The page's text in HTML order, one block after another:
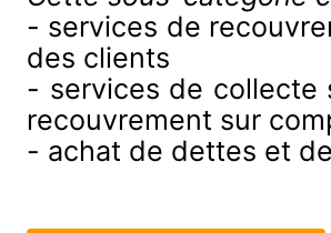
- services de
des clients
- services de collecte
recouvrement sur
- achat de dettes et